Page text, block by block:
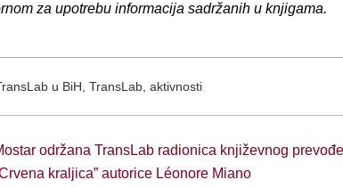
za upotrebu informacija sadržanih u knjigama.
u BiH TransLab, aktivnosti
održana TransLab radionica književnog
kraljica” autorice Léonore Miano